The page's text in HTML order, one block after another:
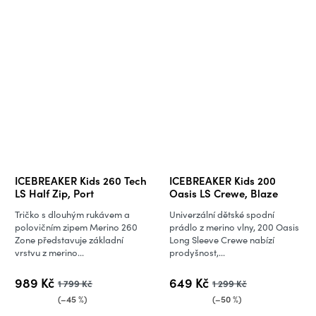
ICEBREAKER Kids 260 Tech
LS Half Zip, Port
989 Kč 1 799 Kč
(–45 %)
Tričko s dlouhým rukávem a
polovičním zipem Merino 260
Zone představuje základní
vrstvu z merino...
ICEBREAKER Kids 200
Oasis LS Crewe, Blaze
649 Kč 1 299 Kč
(–50 %)
Univerzální dětské spodní
prádlo z merino vlny, 200 Oasis
Long Sleeve Crewe nabízí
prodyšnost,...